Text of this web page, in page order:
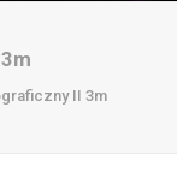
II 3m